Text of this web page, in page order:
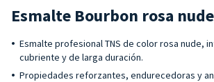
Esmalte Bourbon rosa
Esmalte profesional TNS de color rosa nude,
cubriente y de larga duración.
Propiedades reforzantes, endurecedoras y